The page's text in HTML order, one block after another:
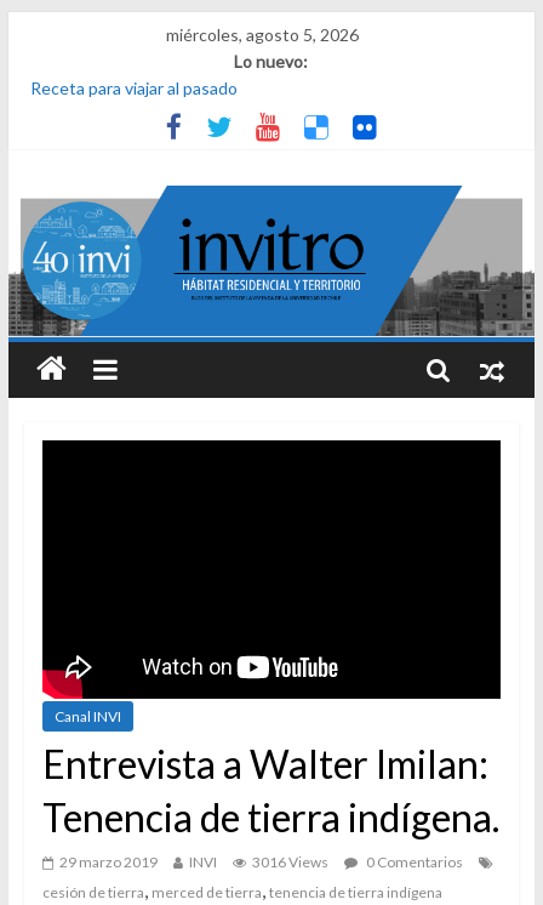
miércoles, agosto 5, 2026
Lo nuevo:
Receta para viajar al pasado
Una noche y el amanecer en Dignidad
¿Qué es el habitar? Sesión 1 de ciclo de conversatorios 40 años
El derecho a habitar
El micelio
Canal INVI
Entrevista a Walter Imilan:
Tenencia de tierra indígena.
29 marzo 2019 INVI 3016 Views
0 Comentarios
cesión de tierra, merced de tierra, tenencia de tierra indígena